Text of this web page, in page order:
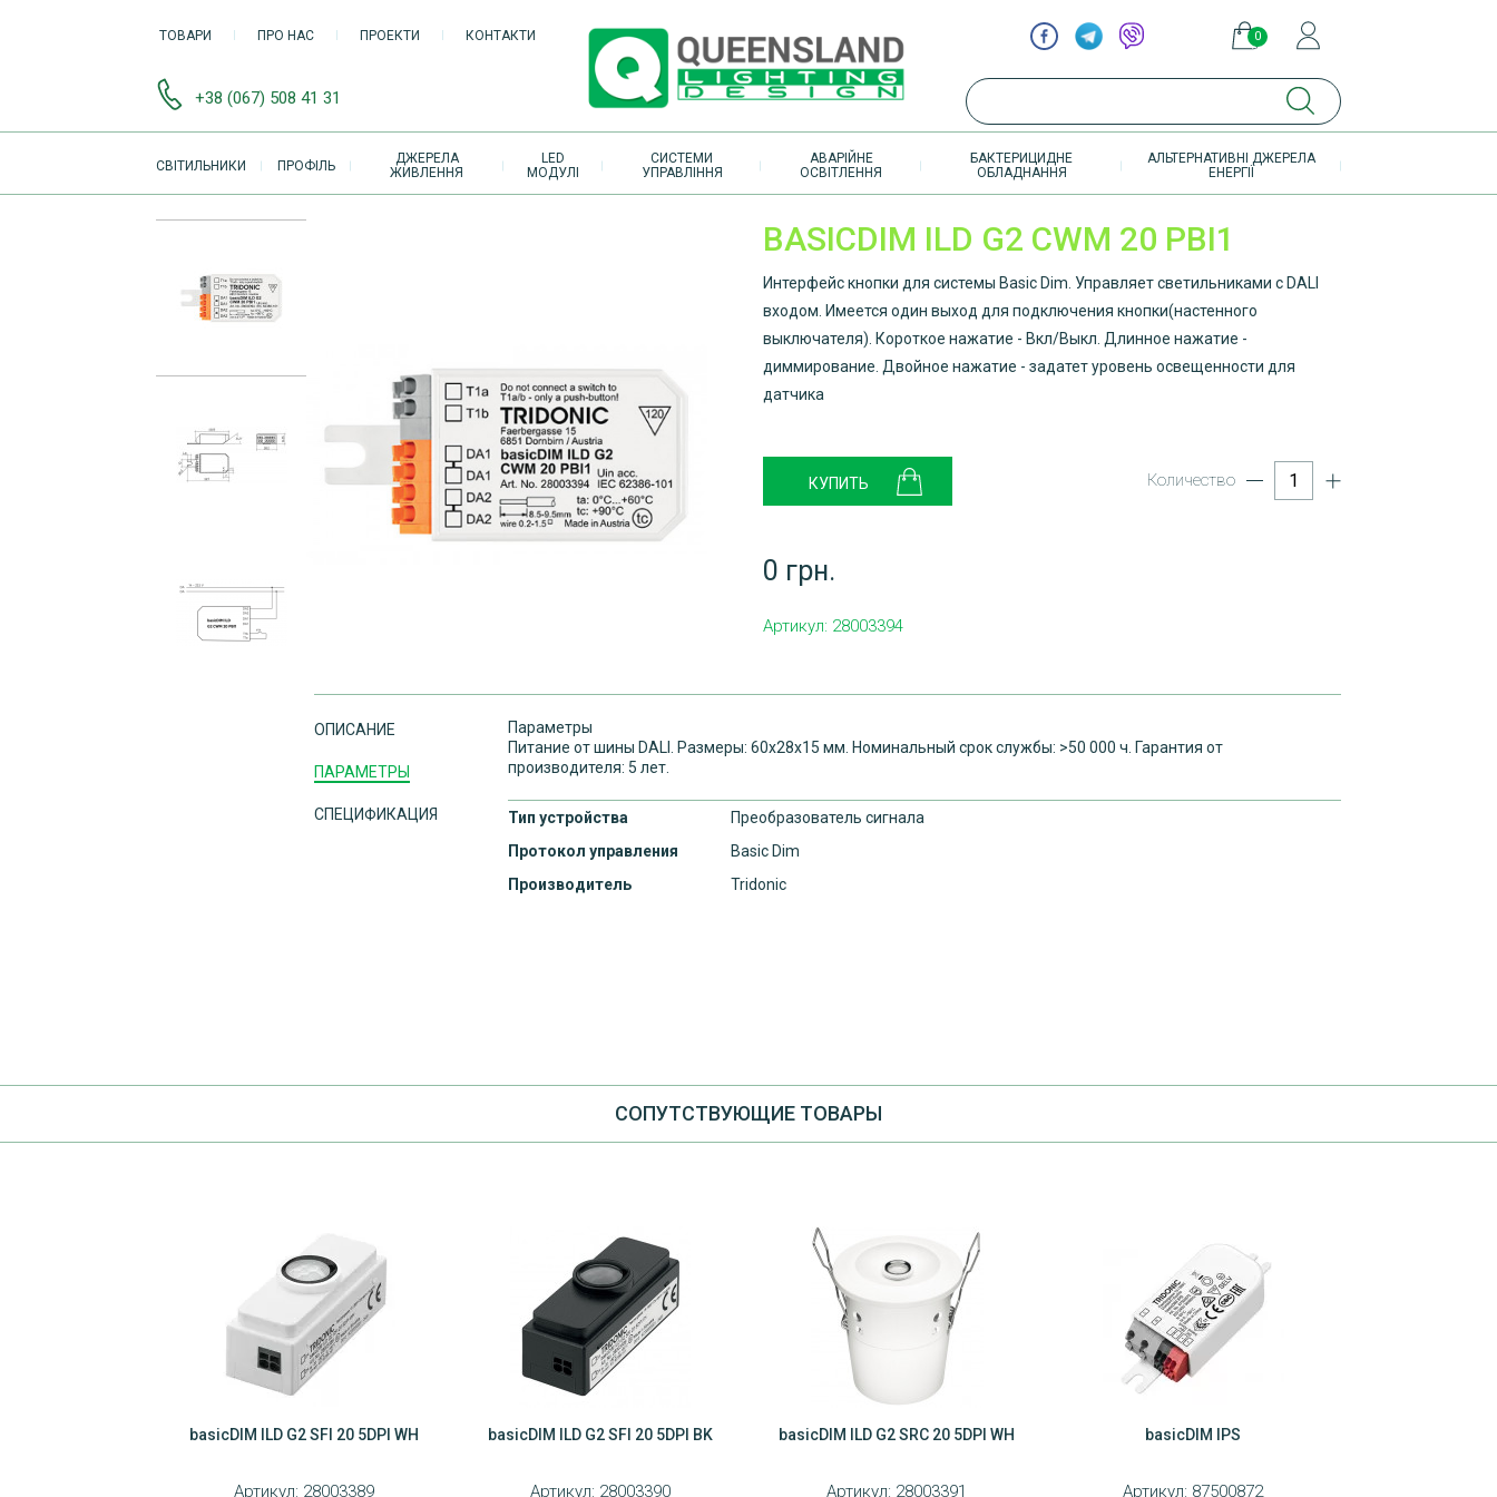
ТОВАРИ ПРО НАС ПРОЕКТИ КОНТАКТИ
+38 (067) 508 41 31
0
элементов
ОСНОВНАЯ
НАВИГАЦИЯ
СВІТИЛЬНИКИ ПРОФІЛЬ
ДЖЕРЕЛА
ЖИВЛЕННЯ
LED
МОДУЛІ
СИСТЕМИ
УПРАВЛІННЯ
АВАРІЙНЕ
ОСВІТЛЕННЯ
БАКТЕРИЦИДНЕ
ОБЛАДНАННЯ
АЛЬТЕРНАТИВНІ ДЖЕРЕЛА
ЕНЕРГІЇ
BASICDIM ILD G2 CWM 20 PBI1
Интерфейс кнопки для системы Basic Dim. Управляет светильниками с DALI
входом. Имеется один выход для подключения кнопки(настенного
выключателя). Короткое нажатие - Вкл/Выкл. Длинное нажатие -
диммирование. Двойное нажатие - задатет уровень освещенности для
датчика
Количество
0 грн.
Артикул: 28003394
ОПИСАНИЕ
ПАРАМЕТРЫ
СПЕЦИФИКАЦИЯ
Параметры
Питание от шины DALI. Размеры: 60x28x15 мм. Номинальный срок службы: >50 000 ч. Гарантия от
производителя: 5 лет.
Тип устройства
Преобразователь сигнала
Протокол управления
Basic Dim
Производитель
Tridonic
CОПУТСТВУЮЩИЕ ТОВАРЫ
basicDIM ILD G2 SFI 20 5DPI WH
Артикул: 28003389
basicDIM ILD G2 SFI 20 5DPI BK
Артикул: 28003390
basicDIM ILD G2 SRC 20 5DPI WH
Артикул: 28003391
basicDIM IPS
Артикул: 87500872